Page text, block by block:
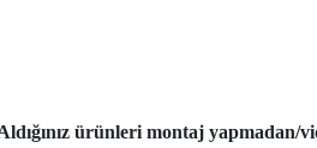
ürünleri montaj yapmadan/